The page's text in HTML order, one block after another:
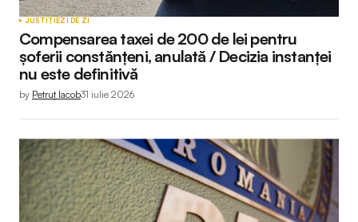
JUSTIȚIEZI DE ZI
Compensarea taxei de 200 de lei pentru
șoferii constănțeni, anulată / Decizia instanței
nu este definitivă
by Petruț Iacob31 iulie 2026